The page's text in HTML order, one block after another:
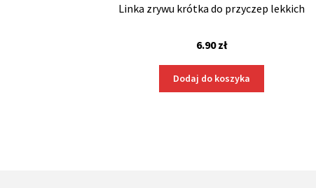
Linka zrywu krótka do przyczep lekkich
6.90zł
Dodaj do koszyka